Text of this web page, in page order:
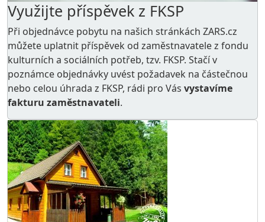
Využijte příspěvek z FKSP
Při objednávce pobytu na našich stránkách ZARS.cz
můžete uplatnit příspěvek od zaměstnavatele z fondu
kulturních a sociálních potřeb, tzv. FKSP. Stačí v
poznámce objednávky uvést požadavek na částečnou
nebo celou úhrada z FKSP, rádi pro Vás vystavíme
fakturu zaměstnavateli.